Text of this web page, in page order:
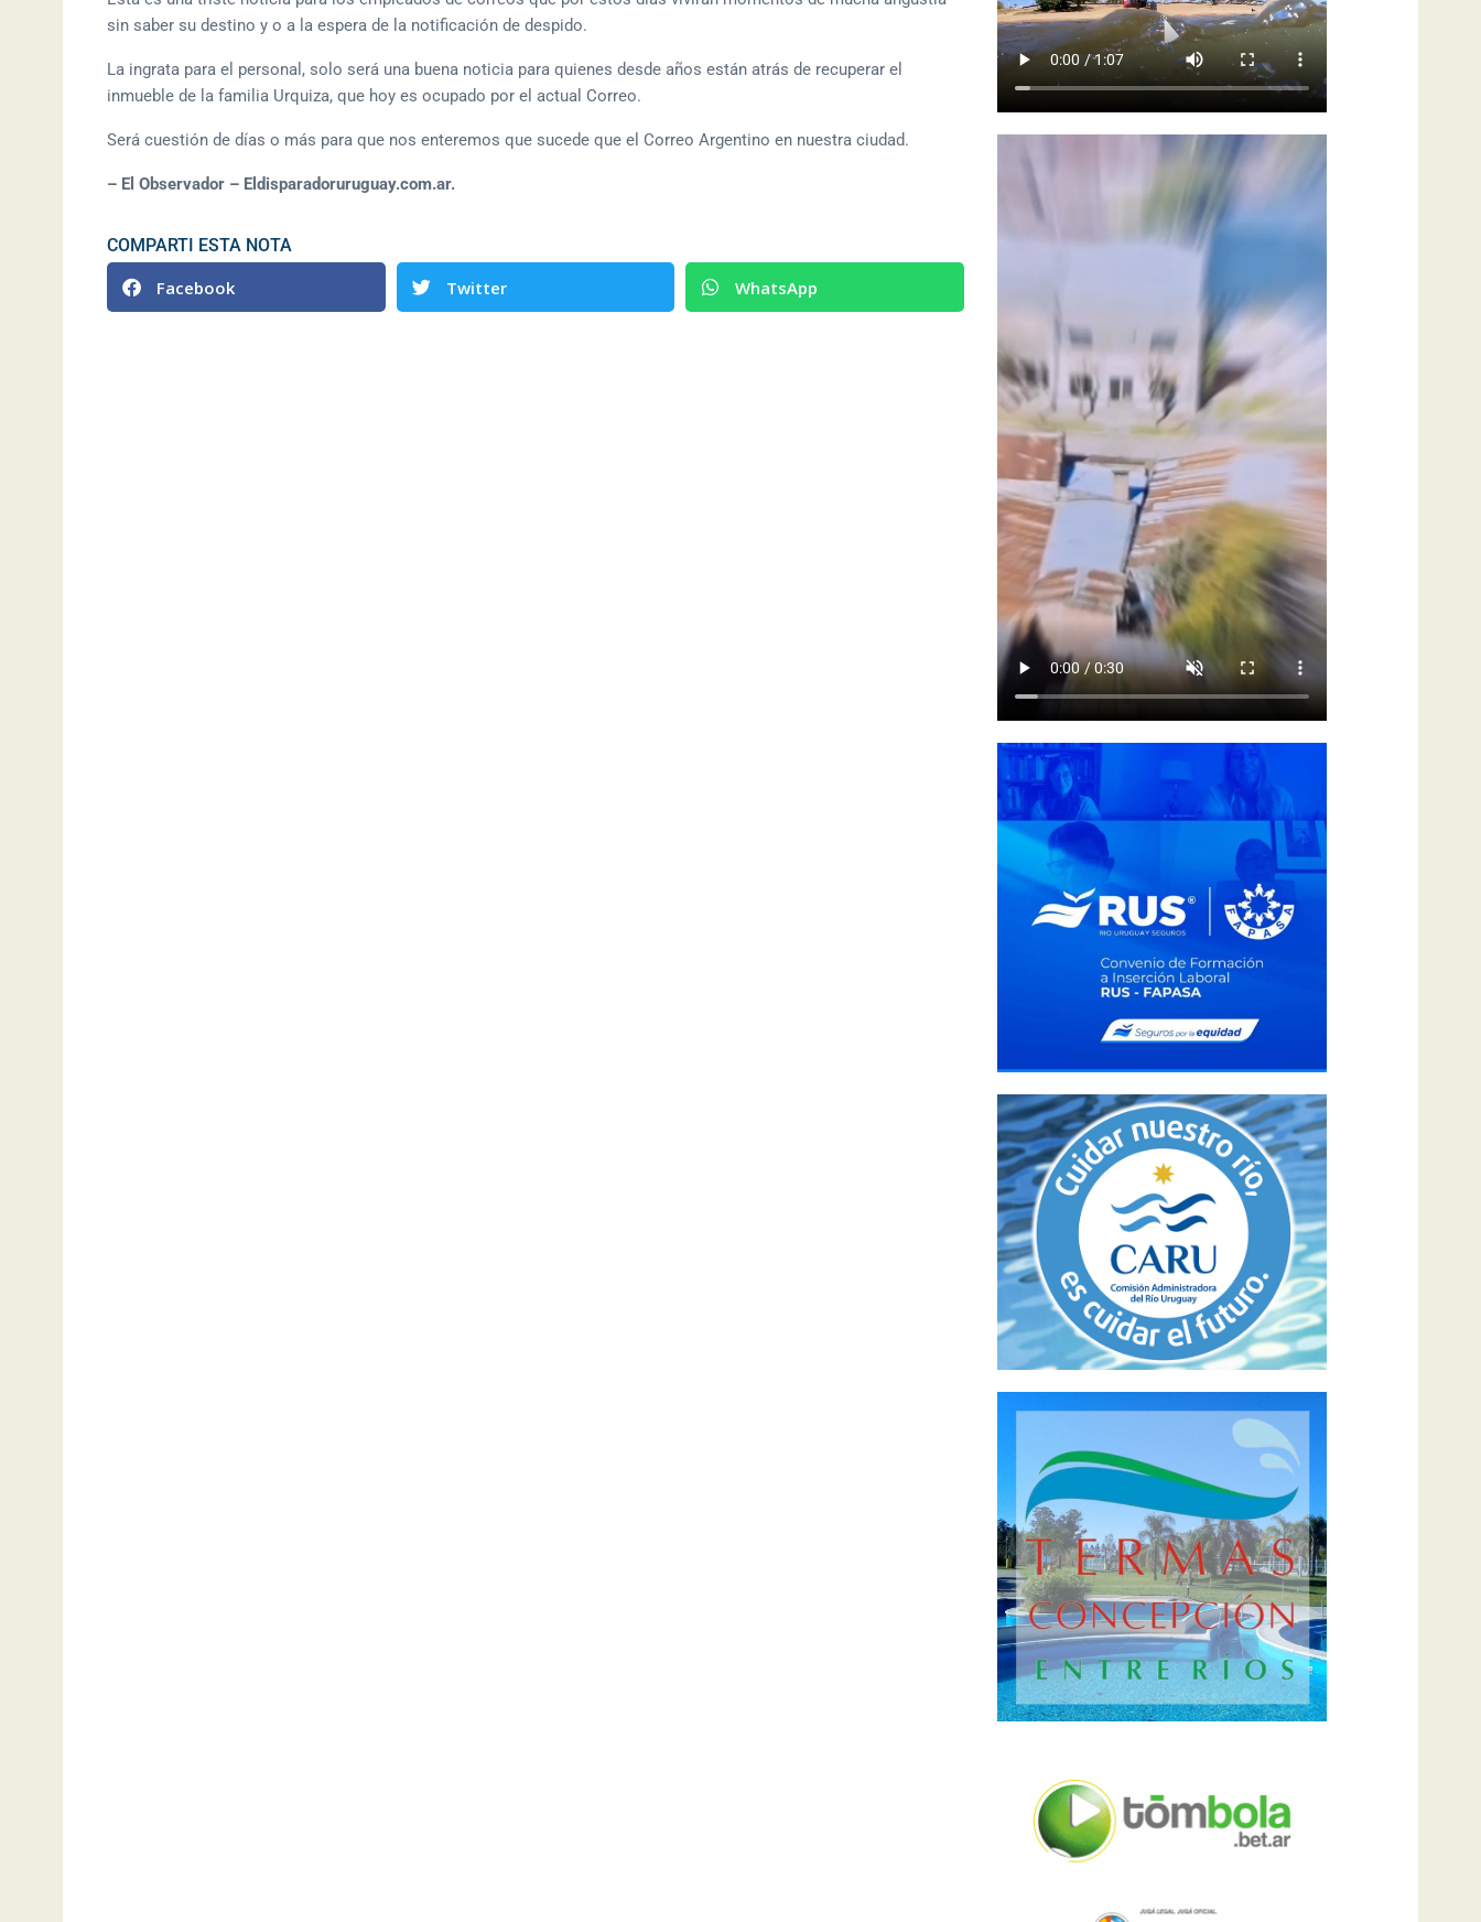
sin saber su destino y o a la espera de la notificación de despido.
La ingrata para el personal, solo será una buena noticia para quienes desde años están atrás de recuperar el
inmueble de la familia Urquiza, que hoy es ocupado por el actual Correo.
Será cuestión de días o más para que nos enteremos que sucede que el Correo Argentino en nuestra ciudad.
– El Observador – Eldisparadoruruguay.com.ar.
COMPARTI ESTA NOTA
Facebook Twitter WhatsApp